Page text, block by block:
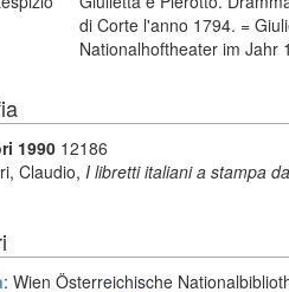
di Corte l'anno 1794. =
Nationalhoftheater im Jahr
1990 12186
Claudio, I libretti italiani a stampa
: Wien Österreichische